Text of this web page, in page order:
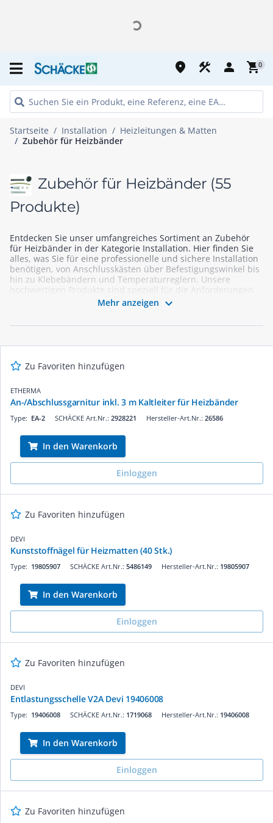
place construction person shopping_cart0
Startseite Installation
Heizleitungen & Matten
Zubehör für Heizbänder
Zubehör für Heizbänder (55
Produkte)
Entdecken Sie unser umfangreiches Sortiment an Zubehör
für Heizbänder in der Kategorie Installation. Hier finden Sie
alles, was Sie für eine professionelle und sichere Installation
benötigen, von Anschlusskästen über Befestigungswinkel bis
hin zu Klebebändern und Temperaturreglern. Unsere
hochwertigen Produkte sind speziell für die Anforderungen
von Elektrikern konzipiert und bieten zuverlässige Lösungen
für Heizleitungen und Matten. Vertrauen Sie auf unsere
Mehr anzeigen 
Zu Favoriten hinzufügen
ETHERMA
An-/Abschlussgarnitur inkl. 3 m Kaltleiter für Heizbänder
SCHÄCKE Art.Nr.: 2928221
Type: EA-2 Hersteller-Art.Nr.: 26586
In den Warenkorb
Einloggen
Zu Favoriten hinzufügen
DEVI
Kunststoffnägel für Heizmatten (40 Stk.)
SCHÄCKE Art.Nr.: 5486149
Type: 19805907 Hersteller-Art.Nr.: 19805907
In den Warenkorb
Einloggen
Zu Favoriten hinzufügen
DEVI
Entlastungsschelle V2A Devi 19406008
SCHÄCKE Art.Nr.: 1719068
Type: 19406008 Hersteller-Art.Nr.: 19406008
In den Warenkorb
Einloggen
Zu Favoriten hinzufügen